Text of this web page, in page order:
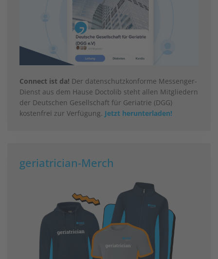
Connect ist da! Der datenschutzkonforme Messenger-
Dienst aus dem Hause Doctolib steht allen Mitgliedern
der Deutschen Gesellschaft für Geriatrie (DGG)
kostenfrei zur Verfügung. Jetzt herunterladen!
geriatrician-Merch